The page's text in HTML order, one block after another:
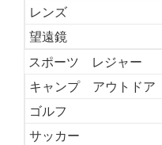
レンズ
望遠鏡
スポーツ レジャー
キャンプ アウトドア
ゴルフ
サッカー